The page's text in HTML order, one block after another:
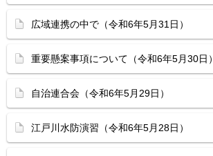
広域連携の中で（令和6年5月31日）
重要懸案事項について（令和6年5月30日）
自治連合会（令和6年5月29日）
江戸川水防演習（令和6年5月28日）